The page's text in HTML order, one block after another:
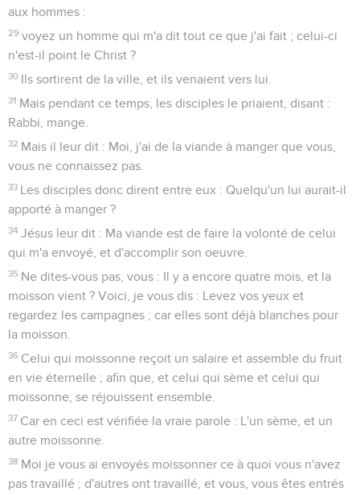
aux hommes :
29 voyez un homme qui m'a dit tout ce que j'ai fait ; celui-ci
n'est-il point le Christ ?
30 Ils sortirent de la ville, et ils venaient vers lui.
31 Mais pendant ce temps, les disciples le priaient, disant :
Rabbi, mange.
32 Mais il leur dit : Moi, j'ai de la viande à manger que vous,
vous ne connaissez pas.
33 Les disciples donc dirent entre eux : Quelqu'un lui aurait-il
apporté à manger ?
34 Jésus leur dit : Ma viande est de faire la volonté de celui
qui m'a envoyé, et d'accomplir son oeuvre.
35 Ne dites-vous pas, vous : Il y a encore quatre mois, et la
moisson vient ? Voici, je vous dis : Levez vos yeux et
regardez les campagnes ; car elles sont déjà blanches pour
la moisson.
36 Celui qui moissonne reçoit un salaire et assemble du fruit
en vie éternelle ; afin que, et celui qui sème et celui qui
moissonne, se réjouissent ensemble.
37 Car en ceci est vérifiée la vraie parole : L'un sème, et un
autre moissonne.
38 Moi je vous ai envoyés moissonner ce à quoi vous n'avez
pas travaillé ; d'autres ont travaillé, et vous, vous êtes entrés